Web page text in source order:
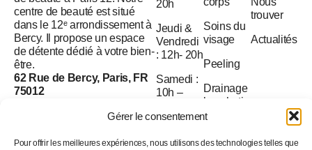
Gérer le consentement
Pour offrir les meilleures expériences, nous utilisons des technologies telles que
centre de beauté est situé
dans le 12ᵉ arrondissement à
Bercy. Il propose un espace
de détente dédié à votre bien-
être.
62 Rue de Bercy, Paris, FR
75012
20h
Jeudi &
Vendredi
: 12h- 20h
Samedi :
10h –
: 12h –
Soins du
visage
Peeling
Drainage
lymphatique
trouver
Actualités